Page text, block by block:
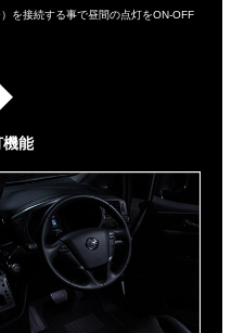
を接続する事で昼間の点灯をON-OFF
機能